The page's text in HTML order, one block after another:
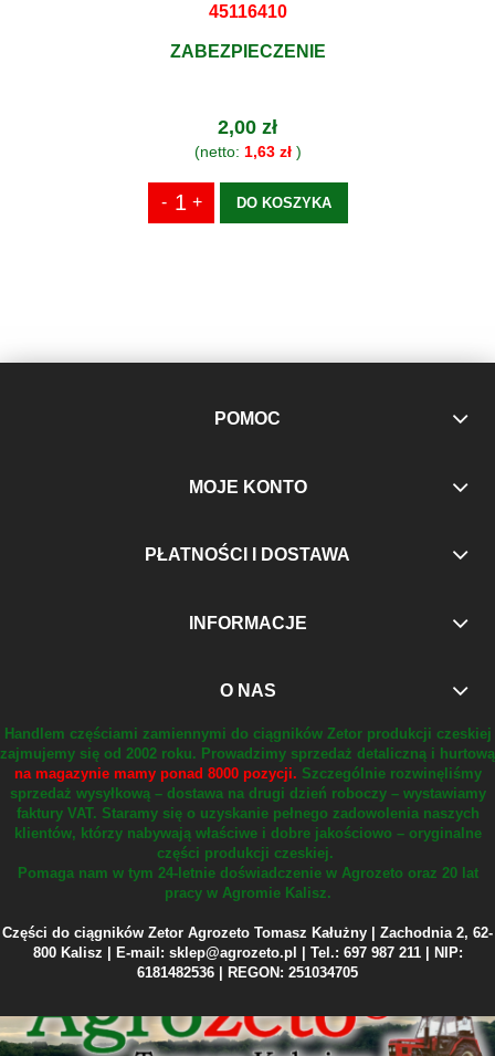
45116410
ZABEZPIECZENIE
2,00 zł
(netto: 1,63 zł)
DO KOSZYKA
POMOC
MOJE KONTO
PŁATNOŚCI I DOSTAWA
INFORMACJE
O NAS
Handlem częściami zamiennymi do ciągników Zetor produkcji czeskiej
zajmujemy się od 2002 roku. Prowadzimy sprzedaż detaliczną i hurtową
na magazynie mamy ponad 8000 pozycji. Szczególnie rozwinęliśmy
sprzedaż wysyłkową – dostawa na drugi dzień roboczy – wystawiamy
faktury VAT. Staramy się o uzyskanie pełnego zadowolenia naszych
klientów, którzy nabywają właściwe i dobre jakościowo – oryginalne
części produkcji czeskiej.
Pomaga nam w tym 24-letnie doświadczenie w Agrozeto oraz 20 lat
pracy w Agromie Kalisz.
Części do ciągników Zetor Agrozeto Tomasz Kałużny | Zachodnia 2, 62-
800 Kalisz | E-mail: sklep@agrozeto.pl | Tel.: 697 987 211 | NIP:
6181482536 | REGON: 251034705